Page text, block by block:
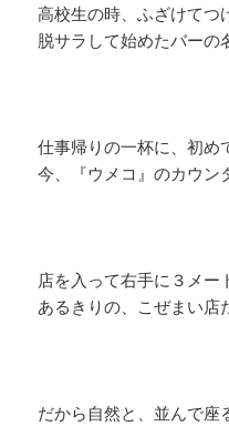
高校生の時、ふざけてつ
脱サラして始めたバーの
仕事帰りの一杯に、初め
今、『ウメコ』のカウン
店を入って右手に３メ
あるきりの、こぜまい店
だから自然と、並んで座